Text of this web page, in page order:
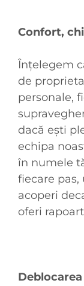
Confort,
Înțelegem
de
personale,
dacă ești
echipa
în numele
fiecare
acoperi
oferi